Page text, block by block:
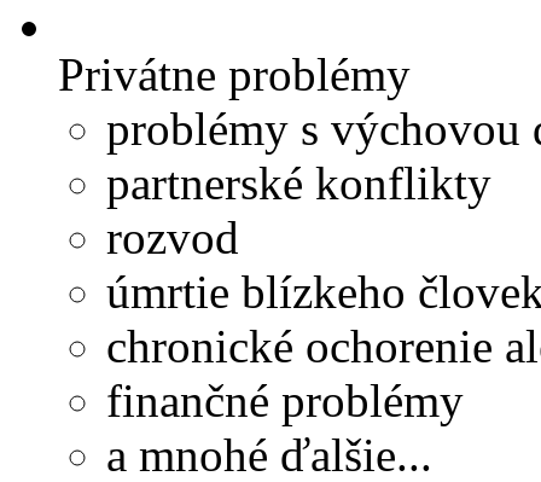
Privátne problémy
problémy s výchovou
partnerské konflikty
rozvod
úmrtie blízkeho
chronické ochorenie
finančné problémy
a mnohé ďalšie...